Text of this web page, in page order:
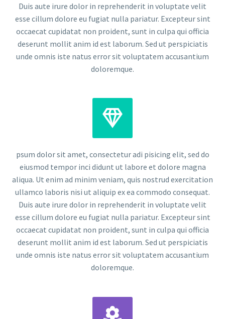
Duis aute irure dolor in reprehenderit in voluptate velit
esse cillum dolore eu fugiat nulla pariatur. Excepteur sint
occaecat cupidatat non proident, sunt in culpa qui officia
deserunt mollit anim id est laborum. Sed ut perspiciatis
unde omnis iste natus error sit voluptatem accusantium
doloremque.


psum dolor sit amet, consectetur adi pisicing elit, sed do
eiusmod tempor inci didunt ut labore et dolore magna
aliqua. Ut enim ad minim veniam, quis nostrud exercitation
ullamco laboris nisi ut aliquip ex ea commodo consequat.
Duis aute irure dolor in reprehenderit in voluptate velit
esse cillum dolore eu fugiat nulla pariatur. Excepteur sint
occaecat cupidatat non proident, sunt in culpa qui officia
deserunt mollit anim id est laborum. Sed ut perspiciatis
unde omnis iste natus error sit voluptatem accusantium
doloremque.